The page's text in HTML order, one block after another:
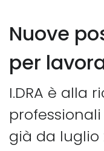
Nuove
per
I.DRA è alla
già da luglio